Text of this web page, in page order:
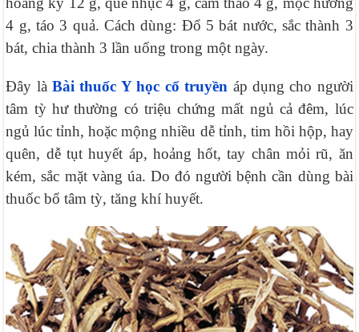
4 g, táo 3 quả. Cách dùng: Đổ 5 bát nước, sắc thành 3
bát, chia thành 3 lần uống trong một ngày.
Đây làBài thuốc Y học cổ truyền áp dụng cho người
tâm tỳ hư thường có triệu chứng mất ngủ cả đêm, lúc
ngủ lúc tỉnh, hoặc mộng nhiều dễ tỉnh, tim hồi hộp, hay
quên, dễ tụt huyết áp, hoảng hốt, tay chân mỏi rũ, ăn
kém, sắc mặt vàng úa. Do đó người bệnh cần dùng bài
thuốc bổ tâm tỳ, tăng khí huyết.